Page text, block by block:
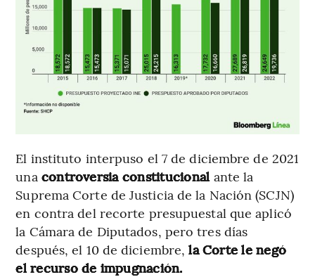
El instituto interpuso el 7 de diciembre de 2021
una controversia constitucional ante la
Suprema Corte de Justicia de la Nación (SCJN)
en contra del recorte presupuestal que aplicó
la Cámara de Diputados, pero tres días
después, el 10 de diciembre,la Corte le negó
el recurso de impugnación.